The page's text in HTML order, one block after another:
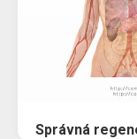
Správná